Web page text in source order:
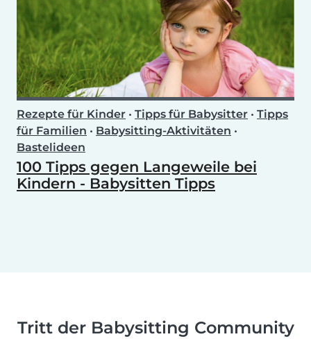
Rezepte für Kinder • Tipps für Babysitter • Tipps
für Familien • Babysitting-Aktivitäten •
Bastelideen
100 Tipps gegen Langeweile bei
Kindern - Babysitten Tipps
Tritt der Babysitting Community